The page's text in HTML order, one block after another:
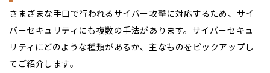
さまざまな手口で行われるサイバー攻撃に対応するため、サイ
バーセキュリティにも複数の手法があります。サイバーセキュ
リティにどのような種類があるか、主なものをピックアップし
てご紹介します。